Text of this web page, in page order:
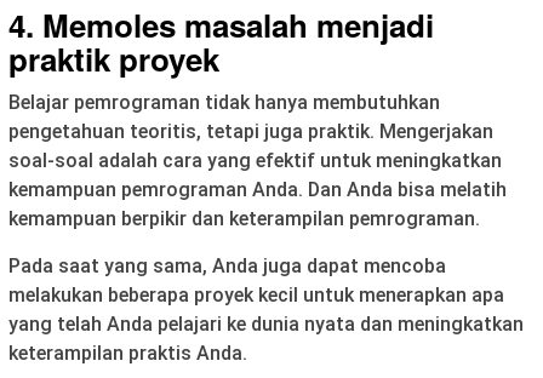
4. Memoles masalah menjadi
praktik proyek
Belajar pemrograman tidak hanya membutuhkan
pengetahuan teoritis, tetapi juga praktik. Mengerjakan
soal-soal adalah cara yang efektif untuk meningkatkan
kemampuan pemrograman Anda. Dan Anda bisa melatih
kemampuan berpikir dan keterampilan pemrograman.
Pada saat yang sama, Anda juga dapat mencoba
melakukan beberapa proyek kecil untuk menerapkan apa
yang telah Anda pelajari ke dunia nyata dan meningkatkan
keterampilan praktis Anda.